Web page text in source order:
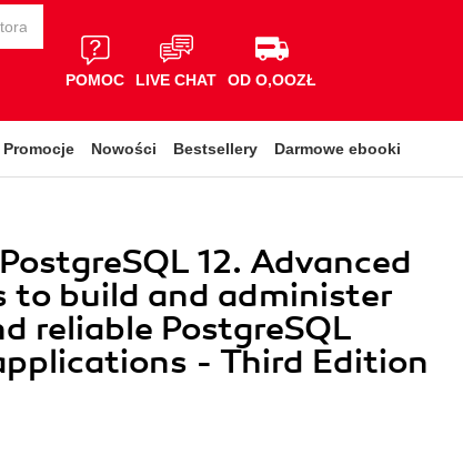
POMOC LIVE CHAT OD O,OOZŁ
Promocje Nowości Bestsellery Darmowe ebooki
12. Advanced
to build and administer
reliable PostgreSQL
- Third Edition